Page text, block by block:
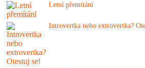
Letní přemítání
Introvertka nebo extrovertka?